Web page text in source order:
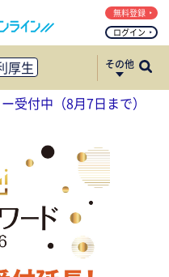
ログイン
無料登録
厚生
性化
査・レポート
その他
受付中（8月7日まで）